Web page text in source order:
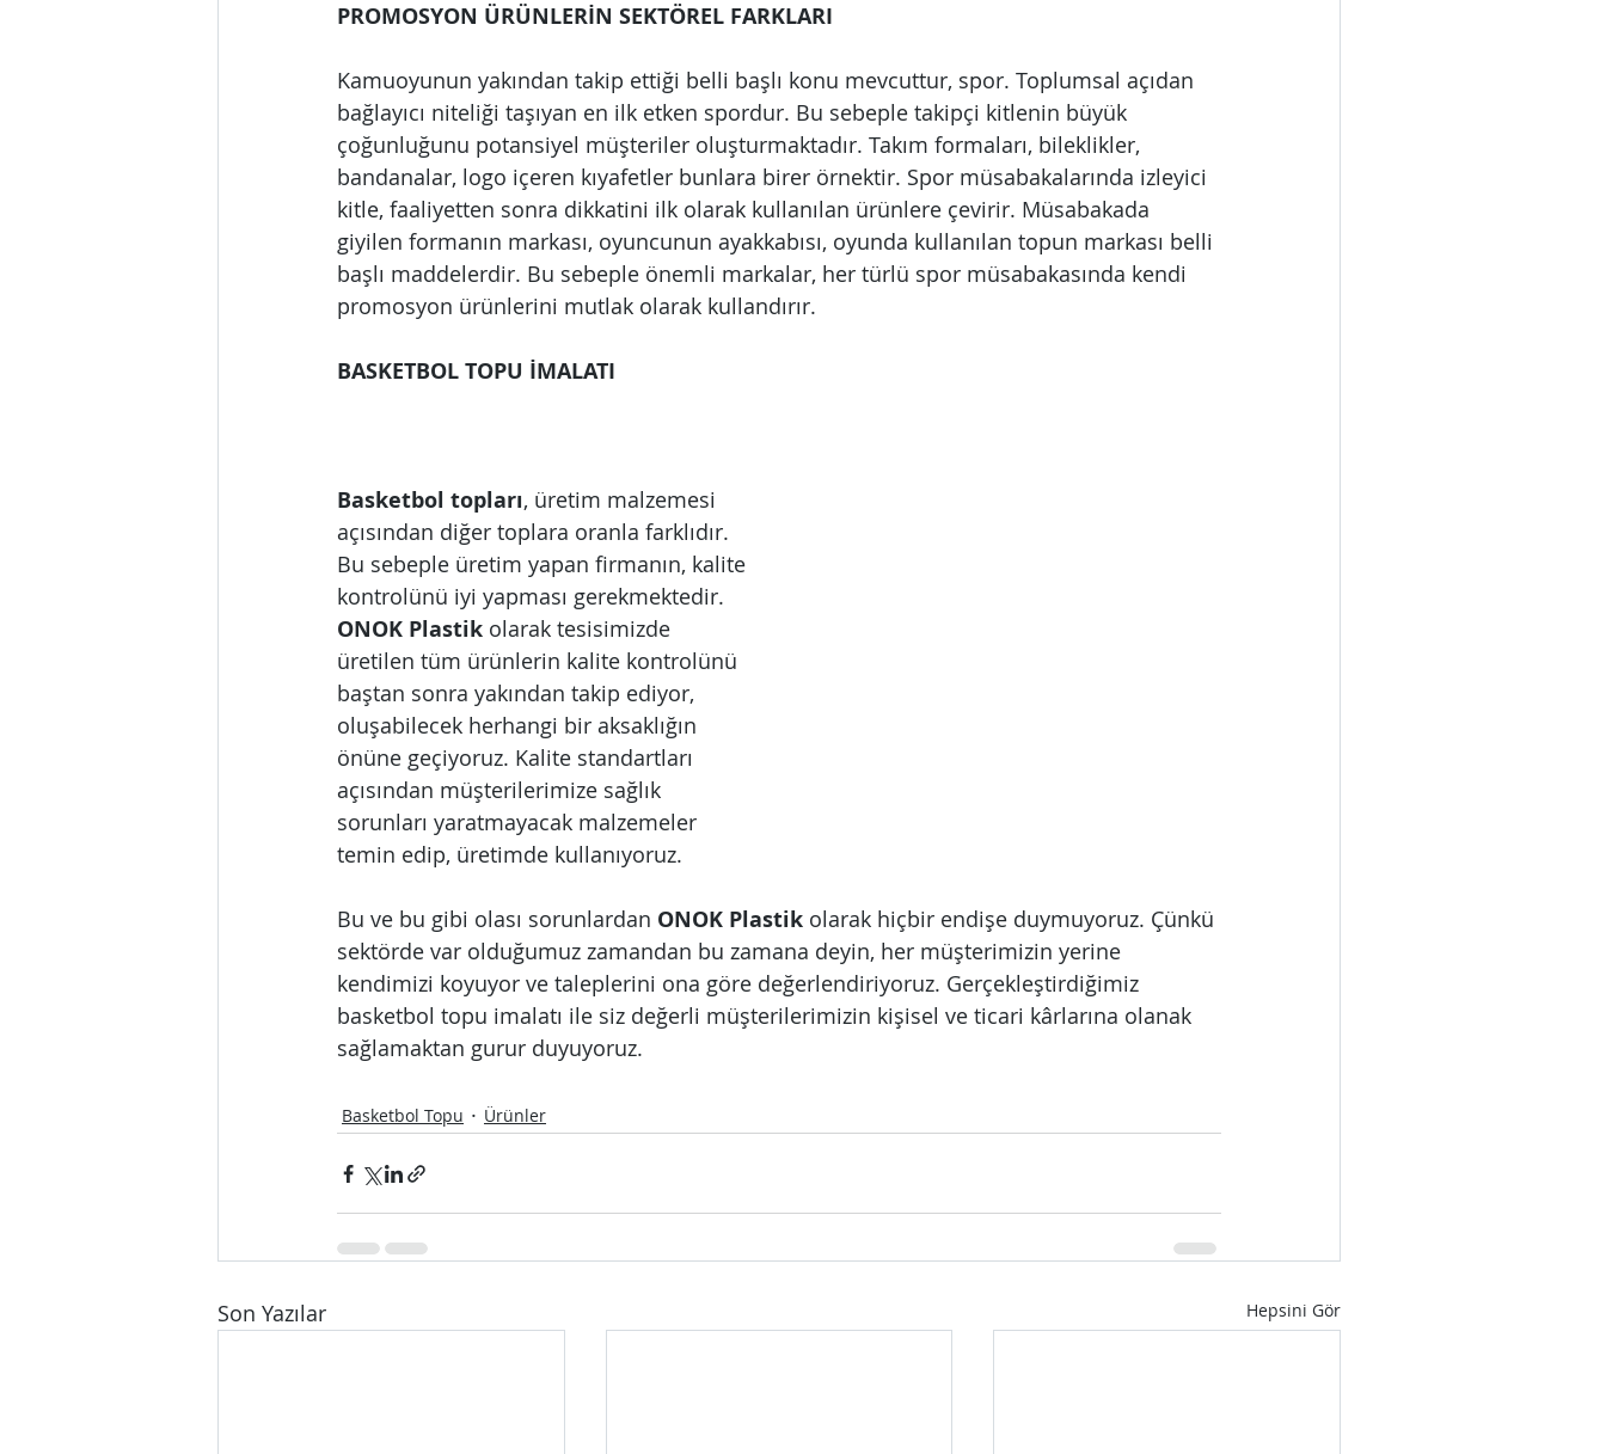
PROMOSYON ÜRÜNLERİN SEKTÖREL FARKLARI
Kamuoyunun yakından takip ettiği belli başlı konu mevcuttur, spor. Toplumsal açıdan
bağlayıcı niteliği taşıyan en ilk etken spordur. Bu sebeple takipçi kitlenin büyük
çoğunluğunu potansiyel müşteriler oluşturmaktadır. Takım formaları, bileklikler,
bandanalar, logo içeren kıyafetler bunlara birer örnektir. Spor müsabakalarında izleyici
kitle, faaliyetten sonra dikkatini ilk olarak kullanılan ürünlere çevirir. Müsabakada
giyilen formanın markası, oyuncunun ayakkabısı, oyunda kullanılan topun markası belli
başlı maddelerdir. Bu sebeple önemli markalar, her türlü spor müsabakasında kendi
promosyon ürünlerini mutlak olarak kullandırır.
BASKETBOL TOPU İMALATI
Basketbol topları, üretim malzemesi
açısından diğer toplara oranla farklıdır.
Bu sebeple üretim yapan firmanın, kalite
kontrolünü iyi yapması gerekmektedir.
ONOK Plastik olarak tesisimizde
üretilen tüm ürünlerin kalite kontrolünü
baştan sonra yakından takip ediyor,
oluşabilecek herhangi bir aksaklığın
önüne geçiyoruz. Kalite standartları
açısından müşterilerimize sağlık
sorunları yaratmayacak malzemeler
temin edip, üretimde kullanıyoruz.
Bu ve bu gibi olası sorunlardan ONOK Plastik olarak hiçbir endişe duymuyoruz. Çünkü
sektörde var olduğumuz zamandan bu zamana deyin, her müşterimizin yerine
kendimizi koyuyor ve taleplerini ona göre değerlendiriyoruz. Gerçekleştirdiğimiz
basketbol topu imalatı ile siz değerli müşterilerimizin kişisel ve ticari kârlarına olanak
sağlamaktan gurur duyuyoruz.
Basketbol Topu Ürünler
Son Yazılar Hepsini Gör